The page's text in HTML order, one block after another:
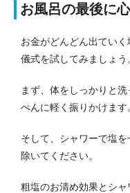
お風呂の最後に
お金がどんどん出てい
儀式を試してみましょう
まず、体をしっかりと
ぺんに軽く振りかけます
そして、シャワーで塩
除いてください。
粗塩のお清め効果とシャ